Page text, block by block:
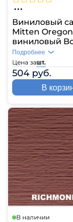
Виниловый
Mitten
виниловый
Цена зашт.
504 руб.
Подробнее
В
В наличии